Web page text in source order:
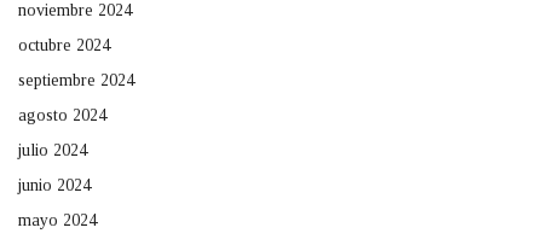
noviembre 2024
octubre 2024
septiembre 2024
agosto 2024
julio 2024
junio 2024
mayo 2024